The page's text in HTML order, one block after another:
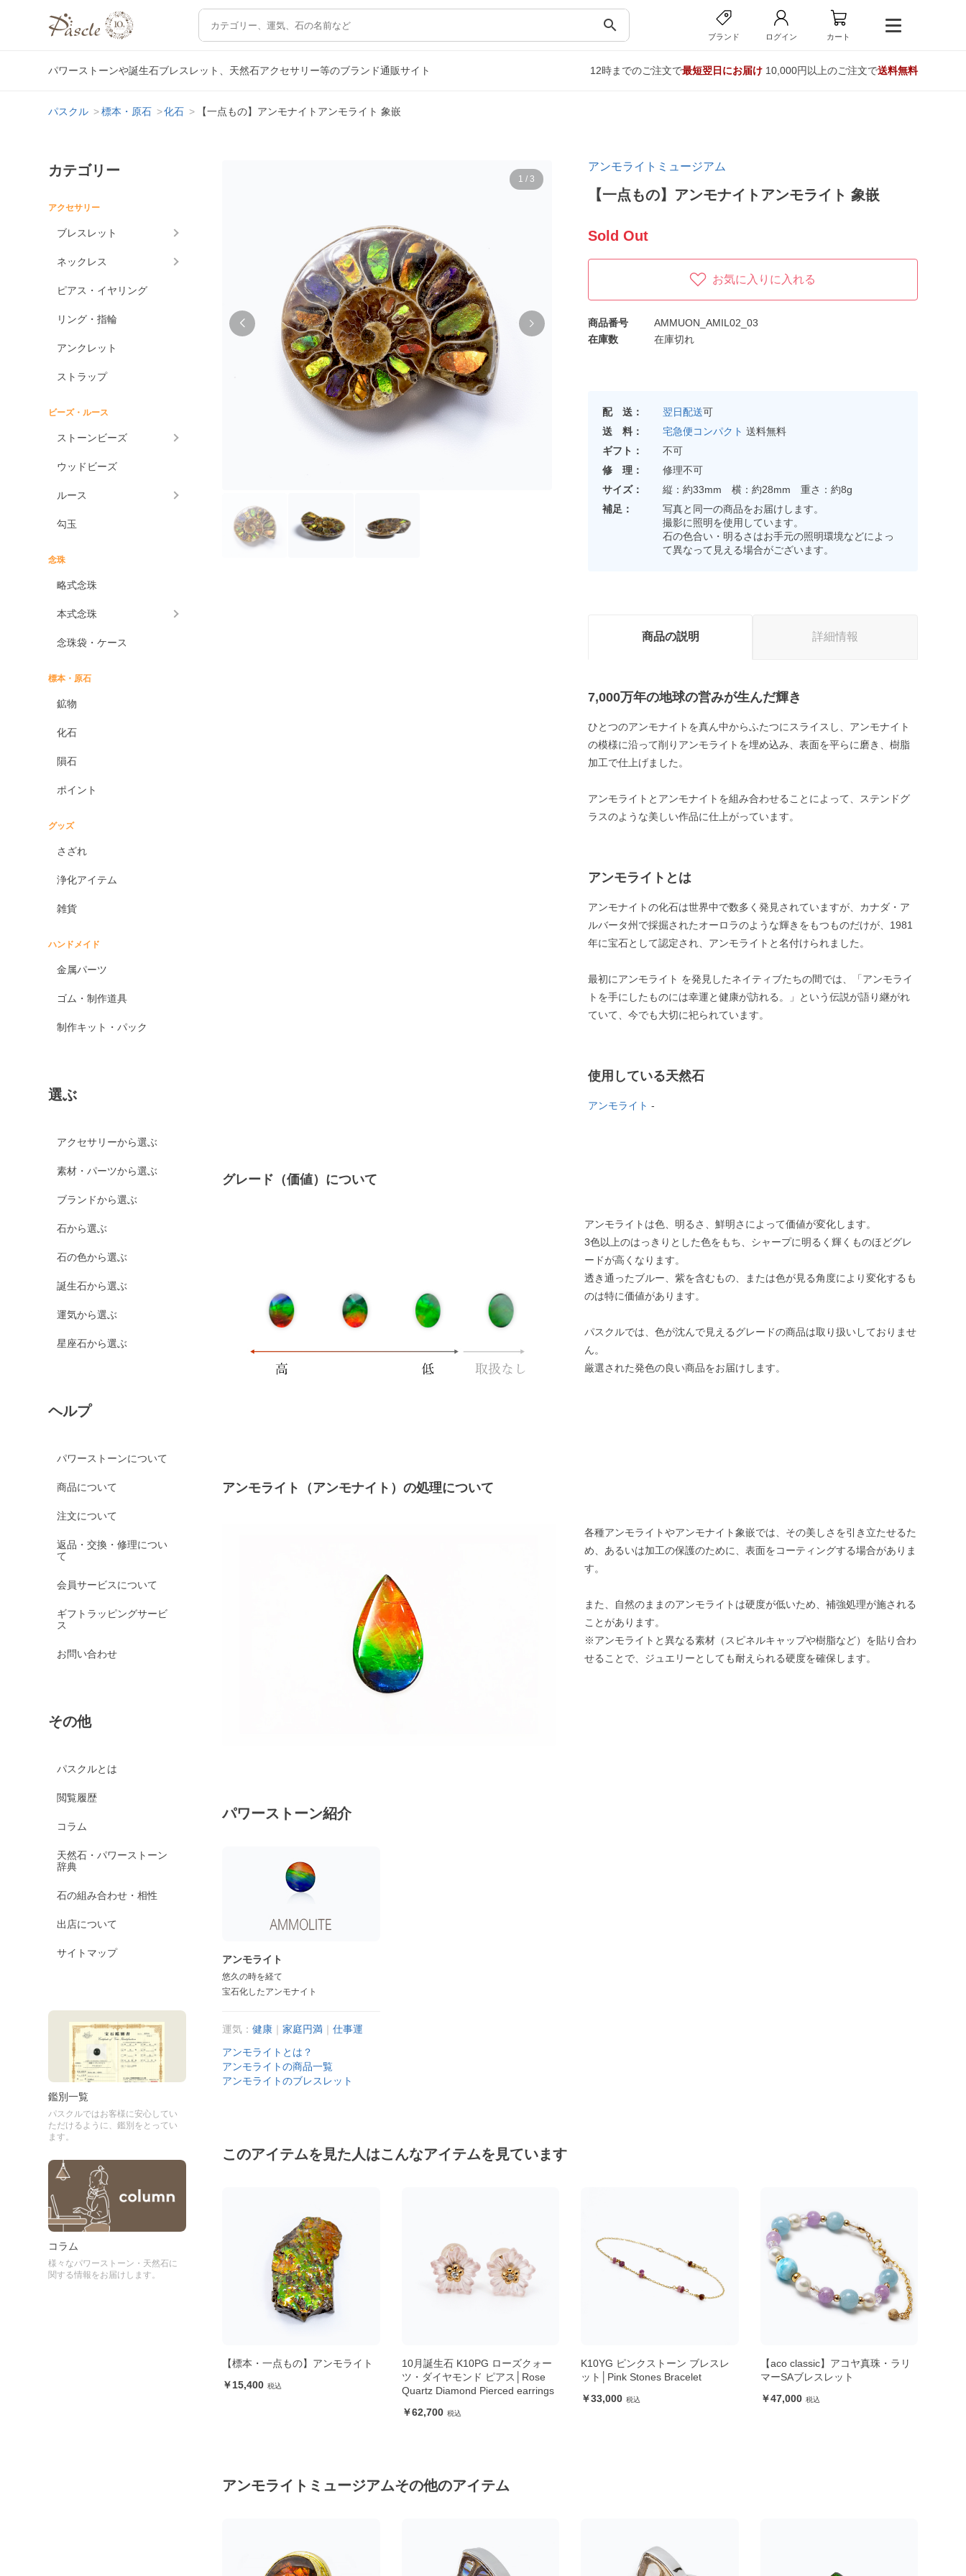
search
ブランド ログイン カート
パワーストーンや誕生石ブレスレット、天然石アクセサリー等のブランド通販サイト 12時までのご注文で最短翌日にお届け10,000円以上のご注文で送料無料
パスクル 標本・原石 化石 【一点もの】アンモナイトアンモライト 象嵌
カテゴリー
アクセサリー
ブレスレット
ネックレス
ピアス・イヤリング
リング・指輪
アンクレット
ストラップ
ビーズ・ルース
ストーンビーズ
ウッドビーズ
ルース
勾玉
念珠
略式念珠
本式念珠
念珠袋・ケース
標本・原石
鉱物
化石
隕石
ポイント
グッズ
さざれ
浄化アイテム
雑貨
ハンドメイド
金属パーツ
ゴム・制作道具
制作キット・パック
選ぶ
アクセサリーから選ぶ
素材・パーツから選ぶ
ブランドから選ぶ
石から選ぶ
石の色から選ぶ
誕生石から選ぶ
運気から選ぶ
星座石から選ぶ
ヘルプ
パワーストーンについて
商品について
注文について
返品・交換・修理につい
て
会員サービスについて
ギフトラッピングサービ
ス
お問い合わせ
その他
パスクルとは
閲覧履歴
コラム
天然石・パワーストーン
辞典
石の組み合わせ・相性
出店について
サイトマップ
鑑別一覧
パスクルではお客様に安心してい
ただけるように、鑑別をとってい
ます。
コラム
様々なパワーストーン・天然石に
関する情報をお届けします。
1 / 3
アンモライトミュージアム
【一点もの】アンモナイトアンモライト 象嵌
Sold Out
お気に入りに入れる
商品番号
AMMUON_AMIL02_03
在庫数
在庫切れ
配 送： 翌日配送可
送 料：
宅急便コンパクト 送料無料
ギフト：
不可
修 理：
修理不可
サイズ：
縦：約33mm 横：約28mm 重さ：約8g
補足：
写真と同一の商品をお届けします。
撮影に照明を使用しています。
石の色合い・明るさはお手元の照明環境などによっ
て異なって見える場合がございます。
商品の説明 詳細情報
7,000万年の地球の営みが生んだ輝き
ひとつのアンモナイトを真ん中からふたつにスライスし、アンモナイト
の模様に沿って削りアンモライトを埋め込み、表面を平らに磨き、樹脂
加工で仕上げました。
アンモライトとアンモナイトを組み合わせることによって、ステンドグ
ラスのような美しい作品に仕上がっています。
アンモライトとは
アンモナイトの化石は世界中で数多く発見されていますが、カナダ・ア
ルバータ州で採掘されたオーロラのような輝きをもつものだけが、1981
年に宝石として認定され、アンモライトと名付けられました。
最初にアンモライト を発見したネイティブたちの間では、「アンモライ
トを手にしたものには幸運と健康が訪れる。」という伝説が語り継がれ
ていて、今でも大切に祀られています。
使用している天然石
アンモライト -
グレード（価値）について
アンモライトは色、明るさ、鮮明さによって価値が変化します。
3色以上のはっきりとした色をもち、シャープに明るく輝くものほどグレ
ードが高くなります。
透き通ったブルー、紫を含むもの、または色が見る角度により変化するも
のは特に価値があります。
パスクルでは、色が沈んで見えるグレードの商品は取り扱いしておりませ
ん。
厳選された発色の良い商品をお届けします。
アンモライト（アンモナイト）の処理について
各種アンモライトやアンモナイト象嵌では、その美しさを引き立たせるた
め、あるいは加工の保護のために、表面をコーティングする場合がありま
す。
また、自然のままのアンモライトは硬度が低いため、補強処理が施される
ことがあります。
※アンモライトと異なる素材（スピネルキャップや樹脂など）を貼り合わ
せることで、ジュエリーとしても耐えられる硬度を確保します。
パワーストーン紹介
アンモライト
悠久の時を経て
宝石化したアンモナイト
運気：健康 ｜家庭円満 ｜仕事運
アンモライトとは？
アンモライトの商品一覧
アンモライトのブレスレット
このアイテムを見た人はこんなアイテムを見ています
10月誕生石 K10PG ローズクォー
Quartz Diamond Pierced earrings
K10YG ピンクストーン ブレスレ
ット│Pink Stones Bracelet
33,000
【aco classic】アコヤ真珠・ラリ
マーSAブレスレット
47,000
【粒売り/バラ売り】モスアゲート
8mm
140
アンモライトミュージアムその他のアイテム